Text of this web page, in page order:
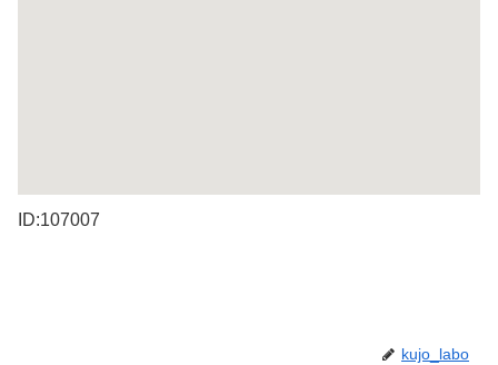
ID:107007
kujo_labo